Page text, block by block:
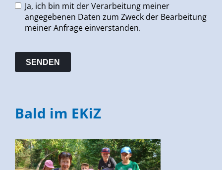
Ja, ich bin mit der Verarbeitung meiner
angegebenen Daten zum Zweck der Bearbeitung
meiner Anfrage einverstanden.
Bald im EKiZ